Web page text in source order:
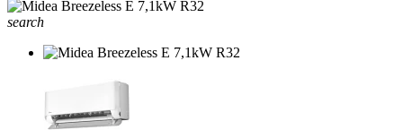
search